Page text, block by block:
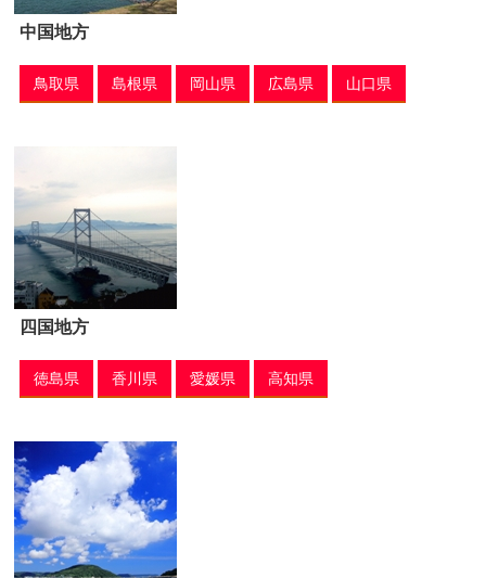
中国地方
鳥取県 島根県 岡山県 広島県 山口県
四国地方
徳島県 香川県 愛媛県 高知県